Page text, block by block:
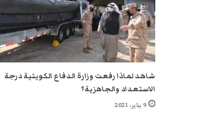
شاهد لماذا رفعت وزارة الدفاع الكويتية درجة
الاستعداد والجاهزية؟
9 يناير، 2021